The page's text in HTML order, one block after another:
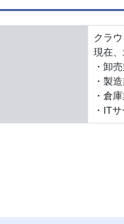
クラ
現在
・卸
・製
・倉
・IT